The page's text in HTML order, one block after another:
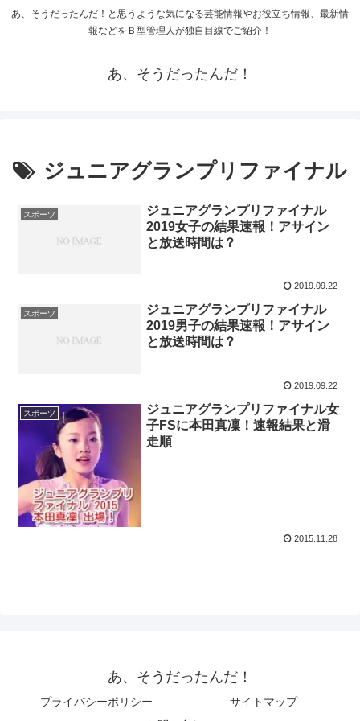
あ、そうだったんだ！と思うような気になる芸能情報やお役立ち情報、最新情
報などをＢ型管理人が独自目線でご紹介！
あ、そうだったんだ！
ジュニアグランプリファイナル
スポーツ
ジュニアグランプリファイナル
2019女子の結果速報！アサイン
と放送時間は？
2019.09.22
スポーツ
ジュニアグランプリファイナル
2019男子の結果速報！アサイン
と放送時間は？
2019.09.22
スポーツ
ジュニアグランプリファイナル女
子FSに本田真凜！速報結果と滑
走順
2015.11.28
あ、そうだったんだ！
プライバシーポリシー
サイトマップ